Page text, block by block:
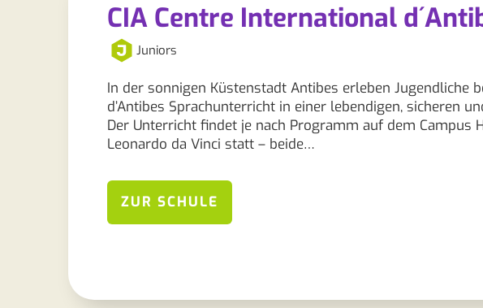
CIA Centre International
Juniors
In der sonnigen Küstenstadt Antibes erleben Jugendliche
d’Antibes Sprachunterricht in einer lebendigen, sicheren
Der Unterricht findet je nach Programm auf dem Campus
Leonardo da Vinci statt – beide…
ZUR SCHULE